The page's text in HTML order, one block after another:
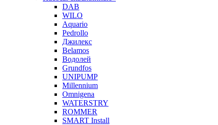
DAB
WILO
Aquario
Pedrollo
Джилекс
Belamos
Водолей
Grundfos
UNIPUMP
Millennium
Omnigena
WATERSTRY
ROMMER
SMART Install